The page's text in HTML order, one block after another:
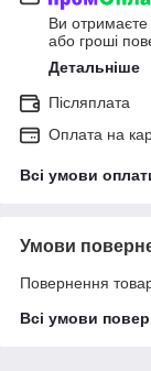
Ви
або гроші
Детальніше
Післяплата
Оплата на
Всі умови
Умови
Повернення
Всі умови